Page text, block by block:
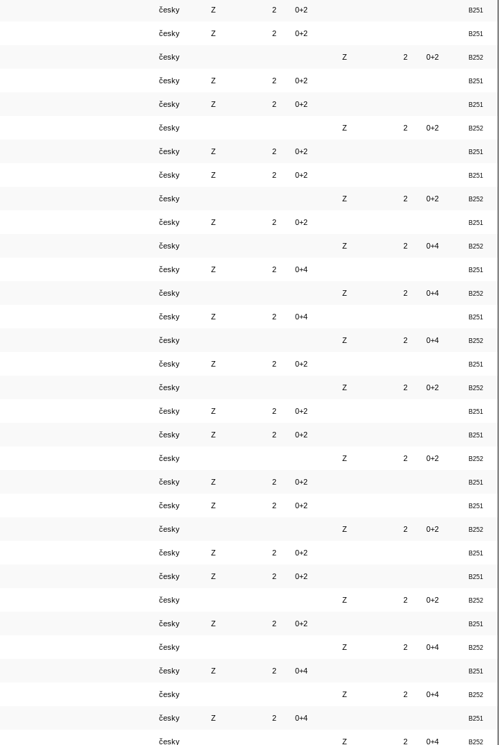
česky Z 2 0+2 B251
česky Z 2 0+2 B251
česky Z 2 0+2 B252
česky Z 2 0+2 B251
česky Z 2 0+2 B251
česky Z 2 0+2 B252
česky Z 2 0+2 B251
česky Z 2 0+2 B251
česky Z 2 0+2 B252
česky Z 2 0+2 B251
česky Z 2 0+4 B252
česky Z 2 0+4 B251
česky Z 2 0+4 B252
česky Z 2 0+4 B251
česky Z 2 0+4 B252
česky Z 2 0+2 B251
česky Z 2 0+2 B252
česky Z 2 0+2 B251
česky Z 2 0+2 B251
česky Z 2 0+2 B252
česky Z 2 0+2 B251
česky Z 2 0+2 B251
česky Z 2 0+2 B252
česky Z 2 0+2 B251
česky Z 2 0+2 B251
česky Z 2 0+2 B252
česky Z 2 0+2 B251
česky Z 2 0+4 B252
česky Z 2 0+4 B251
česky Z 2 0+4 B252
česky Z 2 0+4 B251
česky Z 2 0+4 B252